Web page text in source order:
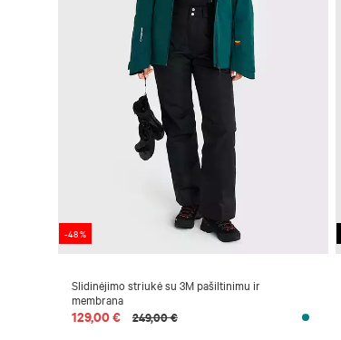
-48 %
Slidinėjimo striukė su 3M pašiltinimu ir
membrana
129,00 € 249,00 €